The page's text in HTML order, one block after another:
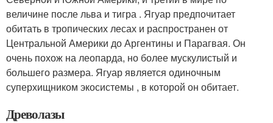
величине после льва и тигра . Ягуар предпочитает
обитать в тропических лесах и распространен от
Центральной Америки до Аргентины и Парагвая. Он
очень похож на леопарда, но более мускулистый и
большего размера. Ягуар является одиночным
суперхищником экосистемы , в которой он обитает.
Древолазы